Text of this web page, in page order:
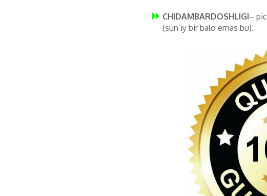
CHIDAMBARDOSHLIGI–
(sun’iy bir balo emas bu).